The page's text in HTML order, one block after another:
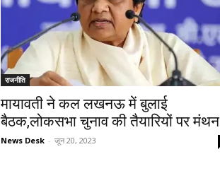
राजनीति
मायावती ने कल लखनऊ में बुलाई
बैठक,लोकसभा चुनाव की तैयारियों पर मंथन
News Desk - जून 20, 2023